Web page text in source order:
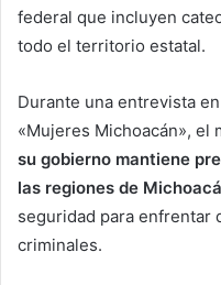
federal que incluyen
todo el territorio estatal.
Durante una entrevista
«Mujeres Michoacán», el
su gobierno mantiene
las regiones de
seguridad para enfrentar
criminales.